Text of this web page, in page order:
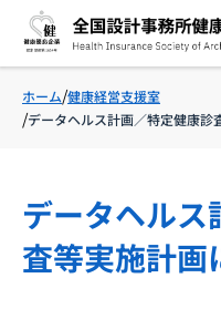
ホーム 健康経営支援室
データヘルス計画／特定健康診
データヘル
査等実施計画